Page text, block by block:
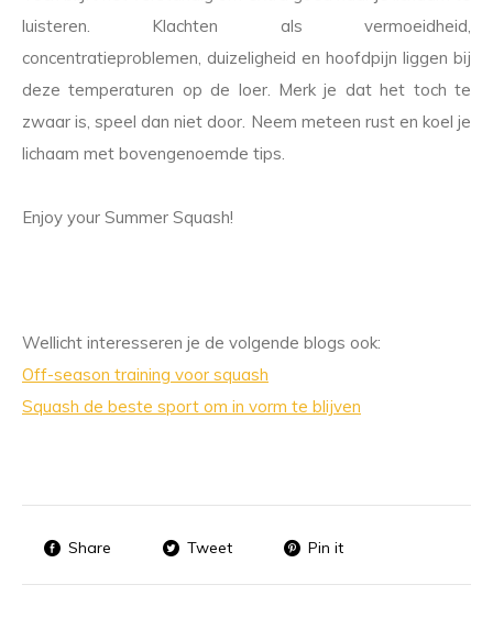
luisteren. Klachten als vermoeidheid,
concentratieproblemen, duizeligheid en hoofdpijn liggen bij
deze temperaturen op de loer. Merk je dat het toch te
zwaar is, speel dan niet door. Neem meteen rust en koel je
lichaam met bovengenoemde tips.
Enjoy your Summer Squash!
Wellicht interesseren je de volgende blogs ook:
Off-season training voor squash
Squash de beste sport om in vorm te blijven
Share Tweet Pin it